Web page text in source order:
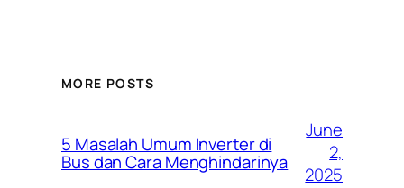
MORE POSTS
5 Masalah Umum Inverter di
Bus dan Cara Menghindarinya
June
2,
2025